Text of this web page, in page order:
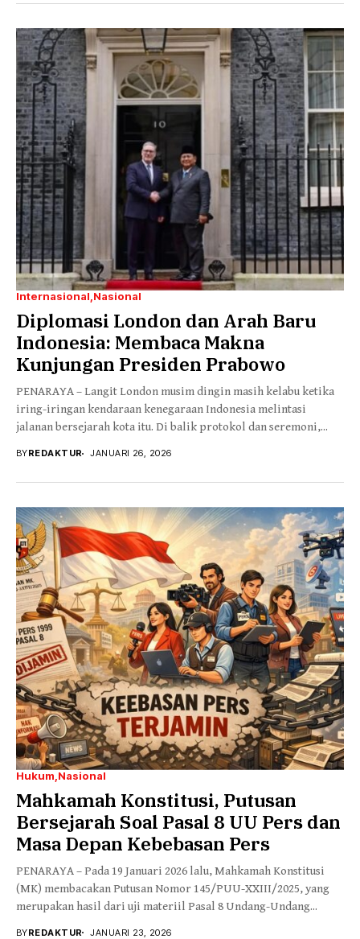
Internasional Nasional
Diplomasi London dan Arah Baru
Indonesia: Membaca Makna
Kunjungan Presiden Prabowo
PENARAYA – Langit London musim dingin masih kelabu ketika
iring-iringan kendaraan kenegaraan Indonesia melintasi
jalanan bersejarah kota itu. Di balik protokol dan seremoni,...
BYREDAKTUR JANUARI 26, 2026
Hukum Nasional
Mahkamah Konstitusi, Putusan
Bersejarah Soal Pasal 8 UU Pers dan
Masa Depan Kebebasan Pers
PENARAYA – Pada 19 Januari 2026 lalu, Mahkamah Konstitusi
(MK) membacakan Putusan Nomor 145/PUU-XXIII/2025, yang
merupakan hasil dari uji materiil Pasal 8 Undang-Undang...
BYREDAKTUR JANUARI 23, 2026